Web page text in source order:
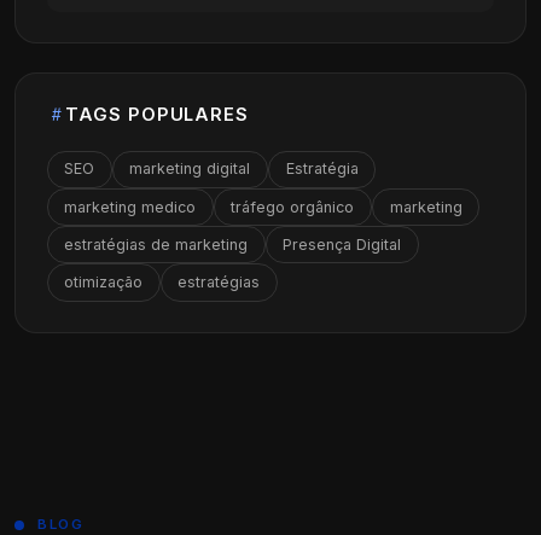
TAGS POPULARES
SEO marketing digital Estratégia
marketing medico tráfego orgânico marketing
estratégias de marketing Presença Digital
otimização estratégias
BLOG